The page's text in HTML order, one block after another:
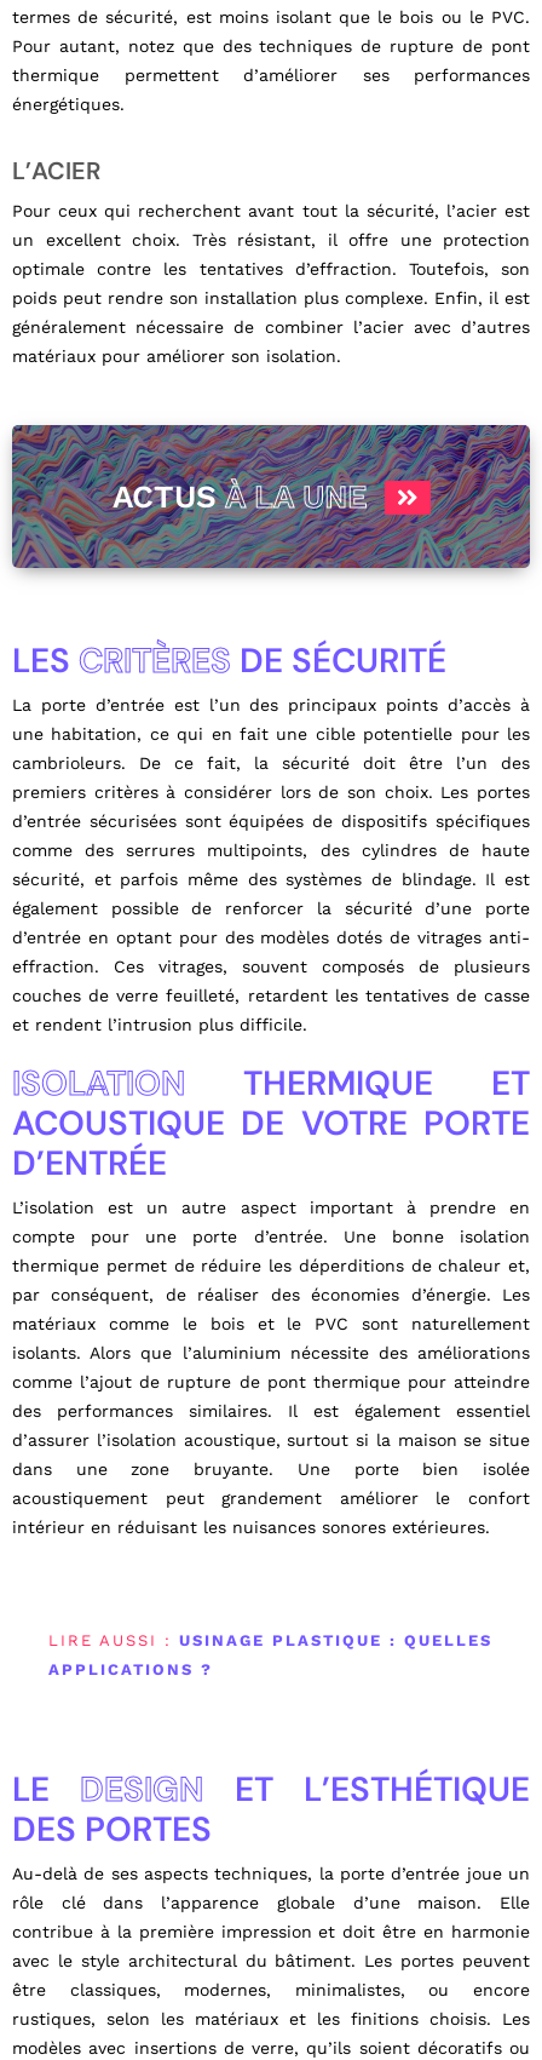
termes de sécurité, est moins isolant que le bois ou le PVC.
Pour autant, notez que des techniques de rupture de pont
thermique permettent d’améliorer ses performances
énergétiques.
L’ACIER
Pour ceux qui recherchent avant tout la sécurité, l’acier est
un excellent choix. Très résistant, il offre une protection
optimale contre les tentatives d’effraction. Toutefois, son
poids peut rendre son installation plus complexe. Enfin, il est
généralement nécessaire de combiner l’acier avec d’autres
matériaux pour améliorer son isolation.
ACTUSÀ LA UNE
LES CRITÈRES DE SÉCURITÉ
La porte d’entrée est l’un des principaux points d’accès à
une habitation, ce qui en fait une cible potentielle pour les
cambrioleurs. De ce fait, la sécurité doit être l’un des
premiers critères à considérer lors de son choix. Les portes
d’entrée sécurisées sont équipées de dispositifs spécifiques
comme des serrures multipoints, des cylindres de haute
sécurité, et parfois même des systèmes de blindage. Il est
également possible de renforcer la sécurité d’une porte
d’entrée en optant pour des modèles dotés de vitrages anti-
effraction. Ces vitrages, souvent composés de plusieurs
couches de verre feuilleté, retardent les tentatives de casse
et rendent l’intrusion plus difficile.
ISOLATION THERMIQUE ET
ACOUSTIQUE DE VOTRE PORTE
D’ENTRÉE
L’isolation est un autre aspect important à prendre en
compte pour une porte d’entrée. Une bonne isolation
thermique permet de réduire les déperditions de chaleur et,
par conséquent, de réaliser des économies d’énergie. Les
matériaux comme le bois et le PVC sont naturellement
isolants. Alors que l’aluminium nécessite des améliorations
comme l’ajout de rupture de pont thermique pour atteindre
des performances similaires. Il est également essentiel
d’assurer l’isolation acoustique, surtout si la maison se situe
dans une zone bruyante. Une porte bien isolée
acoustiquement peut grandement améliorer le confort
intérieur en réduisant les nuisances sonores extérieures.
LIRE AUSSI : USINAGE PLASTIQUE : QUELLES
APPLICATIONS ?
LE DESIGN ET L’ESTHÉTIQUE
DES PORTES
Au-delà de ses aspects techniques, la porte d’entrée joue un
rôle clé dans l’apparence globale d’une maison. Elle
contribue à la première impression et doit être en harmonie
avec le style architectural du bâtiment. Les portes peuvent
être classiques, modernes, minimalistes, ou encore
rustiques, selon les matériaux et les finitions choisis. Les
modèles avec insertions de verre, qu’ils soient décoratifs ou